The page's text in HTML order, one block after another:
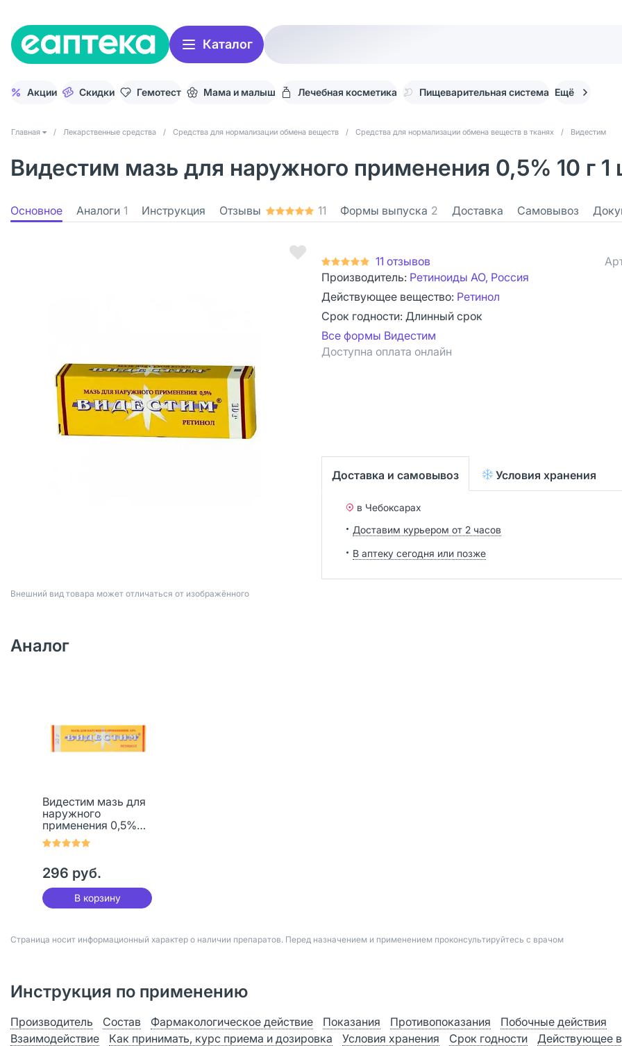
Каталог
Акции Скидки Гемотест Мама и малыш Лечебная косметика Пищеварительная система Ещё
Главная / Лекарственные средства / Средства для нормализации обмена веществ / Средства для нормализации обмена веществ в тканях / Видестим
Видестим мазь для наружного применения 0,5% 10 г 1
Основное Аналоги 1 Инструкция Отзывы 11 Формы выпуска 2 Доставка Самовывоз
Bнешний вид товара может отличаться от изображённого
11 отзывов
Производитель: Ретиноиды АО, Россия
Действующее вещество: Ретинол
Срок годности: Длинный срок
Все формы Видестим
Доступна оплата онлайн
Доставка и самовывоз Условия хранения
в Чебоксарах
Доставим курьером от 2 часов
В аптеку сегодня или позже
Аналог
Видестим мазь для
наружного
применения 0,5%
35 г 1 шт
296 руб.
В корзину
Страница носит информационный характер о наличии препаратов. Перед назначением и применением проконсультируйтесь с врачом
Инструкция по применению
Производитель Состав Фармакологическое действие Показания Противопоказания
Побочные действия
Взаимодействие
Как принимать, курс приема и дозировка Условия хранения Срок годности Действующее